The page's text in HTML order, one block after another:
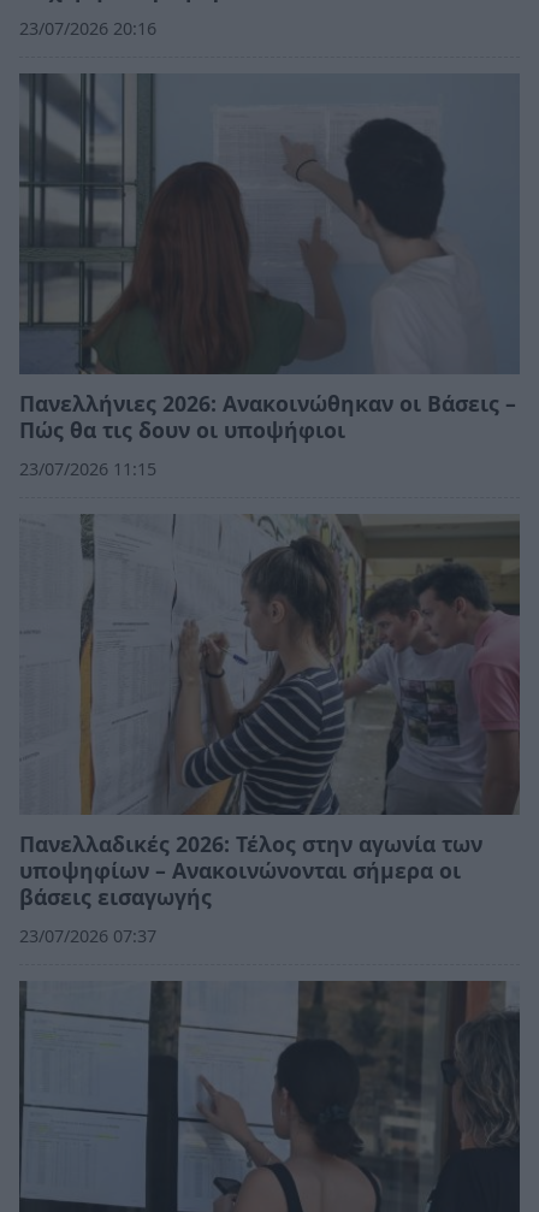
23/07/2026 20:16
Πανελλήνιες 2026: Ανακοινώθηκαν οι Βάσεις –
Πώς θα τις δουν οι υποψήφιοι
23/07/2026 11:15
Πανελλαδικές 2026: Τέλος στην αγωνία των
υποψηφίων – Ανακοινώνονται σήμερα οι
βάσεις εισαγωγής
23/07/2026 07:37